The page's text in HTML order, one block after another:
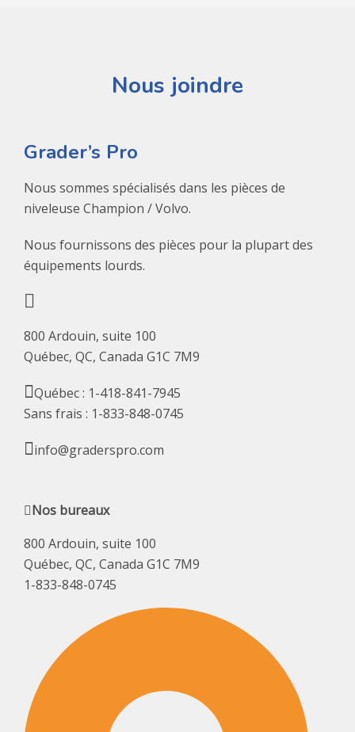
Nous joindre
Grader’s Pro
Nous sommes spécialisés dans les pièces de
niveleuse Champion / Volvo.
Nous fournissons des pièces pour la plupart des
équipements lourds.
800 Ardouin, suite 100
Québec, QC, Canada G1C 7M9
Québec : 1-418-841-7945
Sans frais : 1-833-848-0745
info@graderspro.com
Nos bureaux
800 Ardouin, suite 100
Québec, QC, Canada G1C 7M9
1-833-848-0745